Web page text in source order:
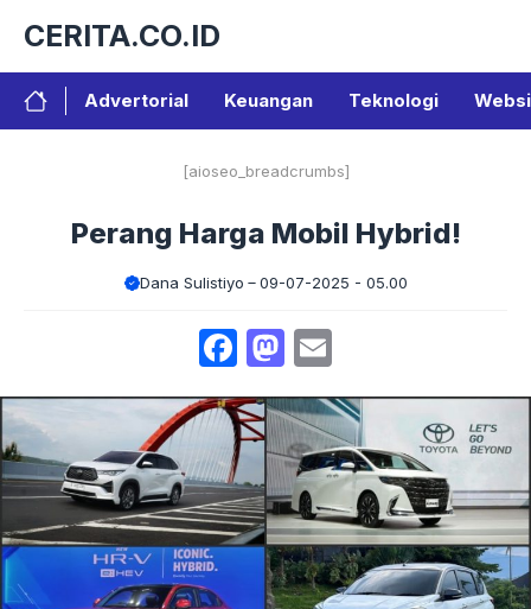
isi
CERITA.CO.ID
Advertorial Keuangan Teknologi
[aioseo_breadcrumbs]
Perang Harga Mobil Hybrid!
Dana Sulistiyo 09-07-2025 - 05.00
Facebook
Mastodon